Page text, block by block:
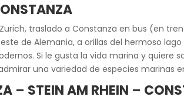
traslado a Constanza en bus (en
de Alemania, a orillas del hermoso
Si le gusta la vida marina y quiere
una variedad de especies marinas
– STEIN AM RHEIN –